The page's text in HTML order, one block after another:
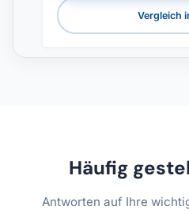
Vergleich
Häufig
Antworten auf Ihre